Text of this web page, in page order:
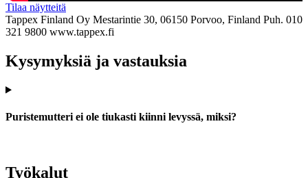
Tilaa näytteitä
Tappex Finland Oy Mestarintie 30, 06150 Porvoo, Finland Puh. 010
321 9800 www.tappex.fi
Kysymyksiä ja vastauksia
Puristemutteri ei ole tiukasti kiinni levyssä, miksi?
Työkalut